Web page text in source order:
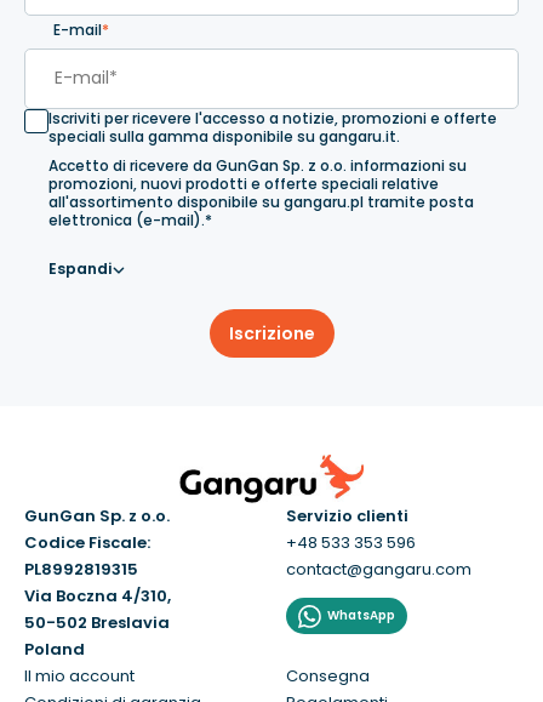
E-mail*
Iscriviti per ricevere l'accesso a notizie, promozioni e offerte
speciali sulla gamma disponibile su gangaru.it.
Accetto di ricevere da GunGan Sp. z o.o. informazioni su
promozioni, nuovi prodotti e offerte speciali relative
all'assortimento disponibile su gangaru.pl tramite posta
elettronica (e-mail).*
Espandi
Iscrizione
GunGan Sp. z o.o.
Codice Fiscale:
PL8992819315
Via Boczna 4/310,
50-502 Breslavia
Poland
Servizio clienti
+48 533 353 596
contact@gangaru.com
WhatsApp
Il mio account
Consegna